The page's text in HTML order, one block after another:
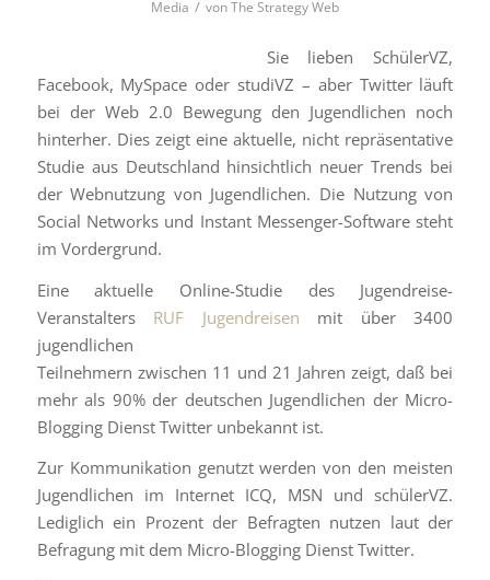
Media / vonThe Strategy Web
Sie lieben SchülerVZ,
Facebook, MySpace oder studiVZ – aber Twitter läuft
bei der Web 2.0 Bewegung den Jugendlichen noch
hinterher. Dies zeigt eine aktuelle, nicht repräsentative
Studie aus Deutschland hinsichtlich neuer Trends bei
der Webnutzung von Jugendlichen. Die Nutzung von
Social Networks und Instant Messenger-Software steht
im Vordergrund.
Eine aktuelle Online-Studie des Jugendreise-
Veranstalters RUF Jugendreisen mit über 3400
jugendlichen
Teilnehmern zwischen 11 und 21 Jahren zeigt, daß bei
mehr als 90% der deutschen Jugendlichen der Micro-
Blogging Dienst Twitter unbekannt ist.
Zur Kommunikation genutzt werden von den meisten
Jugendlichen im Internet ICQ, MSN und schülerVZ.
Lediglich ein Prozent der Befragten nutzen laut der
Befragung mit dem Micro-Blogging Dienst Twitter.